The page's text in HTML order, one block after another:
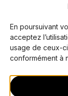
En poursuivant
acceptez
usage de ceux-
conformément à